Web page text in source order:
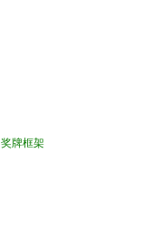
奖牌框架